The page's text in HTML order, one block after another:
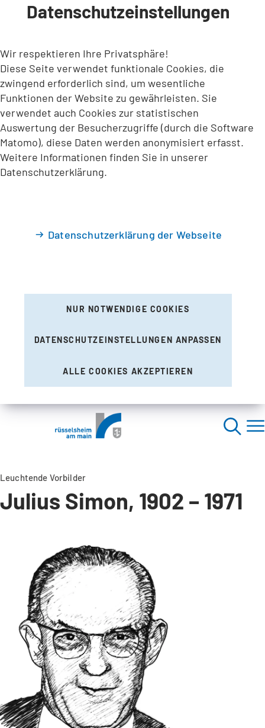
INHALT ANSPRINGEN
Datenschutzeinstellungen
Wir respektieren Ihre Privatsphäre!
Diese Seite verwendet funktionale Cookies, die
zwingend erforderlich sind, um wesentliche
Funktionen der Website zu gewährleisten. Sie
verwendet auch Cookies zur statistischen
Auswertung der Besucherzugriffe (durch die Software
Matomo), diese Daten werden anonymisiert erfasst.
Weitere Informationen finden Sie in unserer
Datenschutzerklärung.
Datenschutzerklärung der Webseite
NUR NOTWENDIGE COOKIES
DATENSCHUTZEINSTELLUNGEN ANPASSEN
ALLE COOKIES AKZEPTIEREN
Leuchtende Vorbilder
Julius Simon, 1902 – 1971